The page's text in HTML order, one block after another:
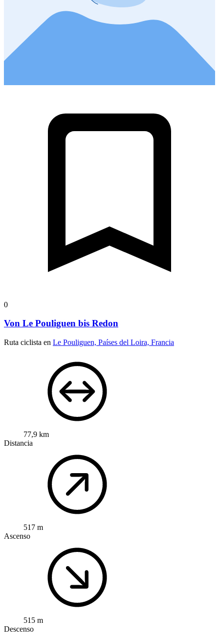
0
Von Le Pouliguen bis Redon
Ruta ciclista en Le Pouliguen, Países del Loira, Francia
77,9 km
Distancia
517 m
Ascenso
515 m
Descenso